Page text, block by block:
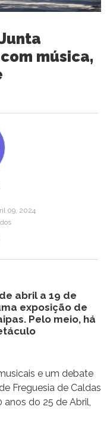
música,
09, 2024
abril a 19 de
exposição de
Pelo meio, há
e um debate
Freguesia de Caldas
do 25 de Abril,